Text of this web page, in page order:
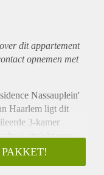
ditappartement
opnemen met
Nassauplein'
Haarlem ligt dit
3-kamer
fraai uitzicht over
heeft een
op de mooie